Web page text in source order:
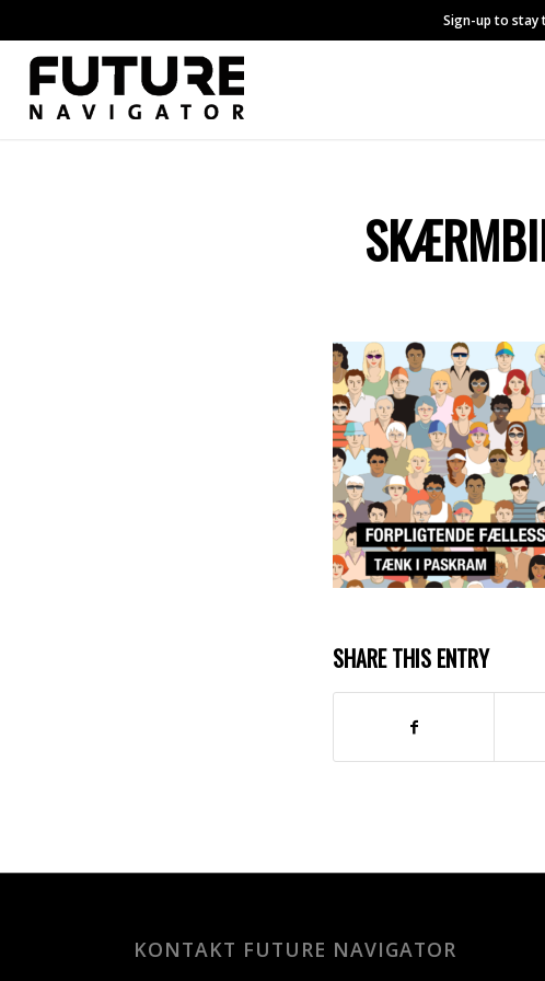
SHARE THIS ENTRY
KONTAKT FUTURE NAVIGATOR
Sign-up to stay